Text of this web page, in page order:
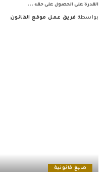
القدرة على الحصول على حقه ...
بواسطة فريق عمل موقع القانون
صيغ قانونية